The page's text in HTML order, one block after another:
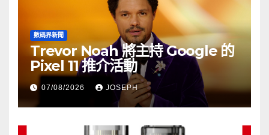
數碼界新聞
Trevor Noah 將主持 Google 的
Pixel 11 推介活動
07/08/2026 JOSEPH